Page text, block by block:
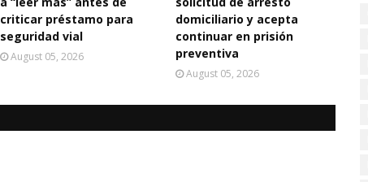
criticar préstamo para
seguridad vial
August 05, 2026
domiciliario y acepta
continuar en prisión
preventiva
August 05, 2026